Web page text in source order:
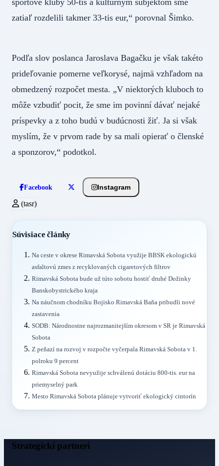
zatiaľ rozdelili takmer 33-tis eur,“ porovnal Šimko.
Podľa slov poslanca Jaroslava Bagačku je však takéto
prideľovanie pomerne veľkorysé, najmä vzhľadom na
obmedzený rozpočet mesta. „V niektorých kluboch to
môže vzbudiť pocit, že sme im povinní dávať nejaké
príspevky a z toho budú v budúcnosti žiť. Ja si však
myslím, že v prvom rade by sa mali opierať o členské
a sponzorov,“ podotkol.
Facebook Instagram
(tasr)
Súvisiace články
Na ceste v okrese Rimavská Sobota využije BBSK ekologickú
asfaltovú zmes z recyklovaných cigaretových filtrov
Rimavská Sobota bude už túto sobotu hostiť druhé Dožinky
Banskobystrického kraja
Na náučnom chodníku Bojisko Rimavská Baňa pribudli nové
zastavenia
SODB: Národnostne najrozmanitejším okresom v SR je Rimavská
Sobota
Z peňazí na rozvoj v rozpočte vyčerpala Rimavská Sobota v 1.
polroku 9 percent
Rimavská Sobota nevyužije schválenú dotáciu 800-tis. eur na
priemyselný park
Mesto Rimavská Sobota plánuje vytvoriť ekologický cintorín
Strategickí partneri